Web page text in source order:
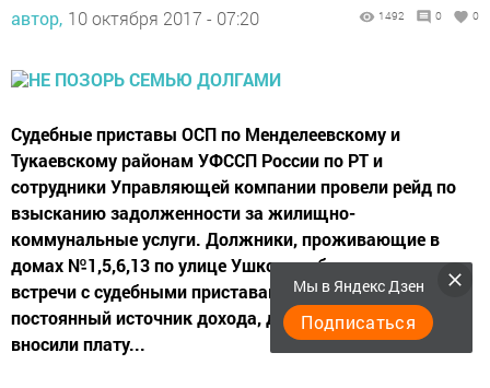
автор, 10 октября 2017 - 07:20 1492 0 0
Судебные приставы ОСП по Менделеевскому и
Тукаевскому районам УФССП России по РТ и
сотрудники Управляющей компании провели рейд по
взысканию задолженности за жилищно-
коммунальные услуги. Должники, проживающие в
домах №1,5,6,13 по улице Ушковых, были «рады»
встречи с судебными приставами. Трое из них, имея,
постоянный источник дохода, длительное время не
вносили плату...
Мы в Яндекс Дзен
Подписаться